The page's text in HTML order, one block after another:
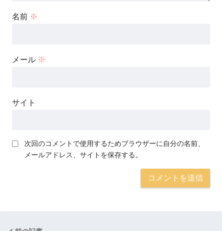
名前 ※
メール ※
サイト
次回のコメントで使用するためブラウザーに自分の名前、
メールアドレス、サイトを保存する。